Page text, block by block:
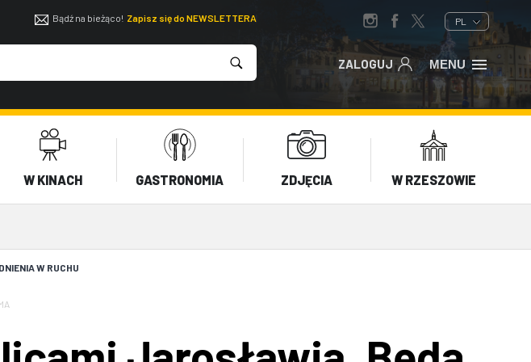
Bądź na bieżąco! Zapisz się do NEWSLETTERA PL
ZALOGUJ MENU
W KINACH GASTRONOMIA ZDJĘCIA W RZESZOWIE
W RUCHU